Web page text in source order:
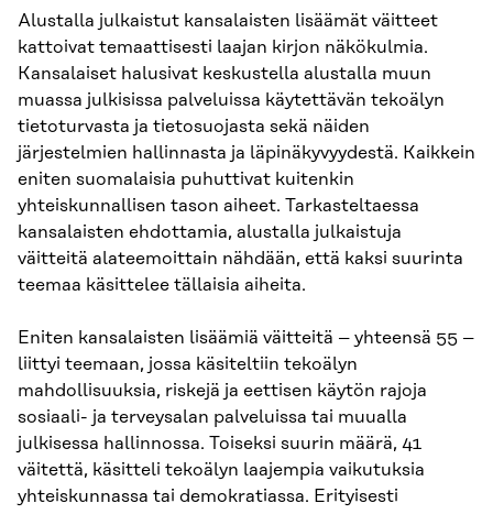
Alustalla julkaistut kansalaisten lisäämät väitteet
kattoivat temaattisesti laajan kirjon näkökulmia.
Kansalaiset halusivat keskustella alustalla muun
muassa julkisissa palveluissa käytettävän tekoälyn
tietoturvasta ja tietosuojasta sekä näiden
järjestelmien hallinnasta ja läpinäkyvyydestä. Kaikkein
eniten suomalaisia puhuttivat kuitenkin
yhteiskunnallisen tason aiheet. Tarkasteltaessa
kansalaisten ehdottamia, alustalla julkaistuja
väitteitä alateemoittain nähdään, että kaksi suurinta
teemaa käsittelee tällaisia aiheita.
Eniten kansalaisten lisäämiä väitteitä – yhteensä 55 –
liittyi teemaan, jossa käsiteltiin tekoälyn
mahdollisuuksia, riskejä ja eettisen käytön rajoja
sosiaali- ja terveysalan palveluissa tai muualla
julkisessa hallinnossa. Toiseksi suurin määrä, 41
väitettä, käsitteli tekoälyn laajempia vaikutuksia
yhteiskunnassa tai demokratiassa. Erityisesti